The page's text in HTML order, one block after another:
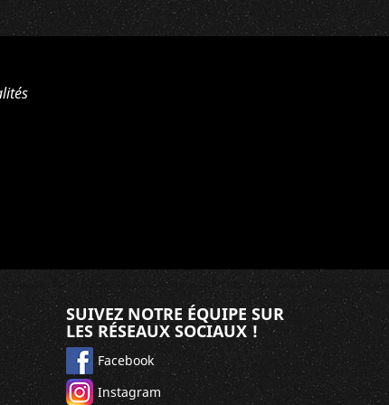
SUIVEZ NOTRE ÉQUIPE SUR
LES RÉSEAUX SOCIAUX !
Facebook
Instagram